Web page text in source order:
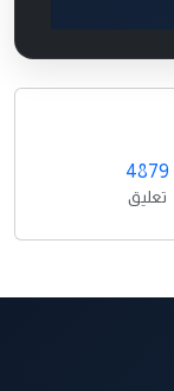
4879
تعليق